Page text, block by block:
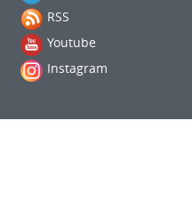
RSS
Youtube
Instagram